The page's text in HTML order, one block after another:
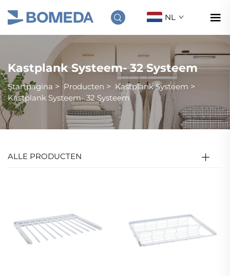
NL
Kastplank Systeem- 32 Systeem
Startpagina > Producten > Kastplank Systeem >
Kastplank Systeem- 32 Systeem
ALLE PRODUCTEN